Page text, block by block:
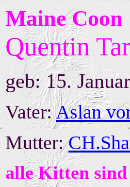
Maine Coon
Quentin
geb: 15.
Vater:Aslan
Mutter:
alle Kitten